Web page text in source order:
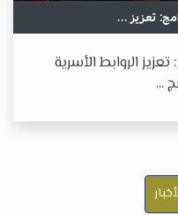
تعزيز ...
الروابط الأسرية
...